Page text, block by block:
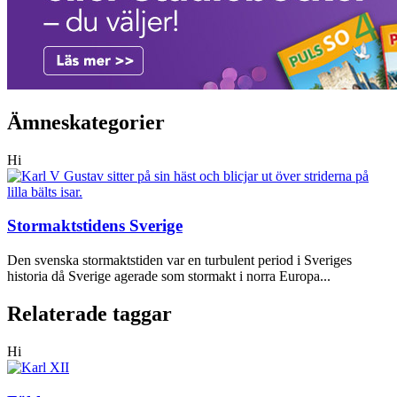
Ämneskategorier
Hi
Stormaktstidens Sverige
Den svenska stormaktstiden var en turbulent period i Sveriges
historia då Sverige agerade som stormakt i norra Europa...
Relaterade taggar
Hi